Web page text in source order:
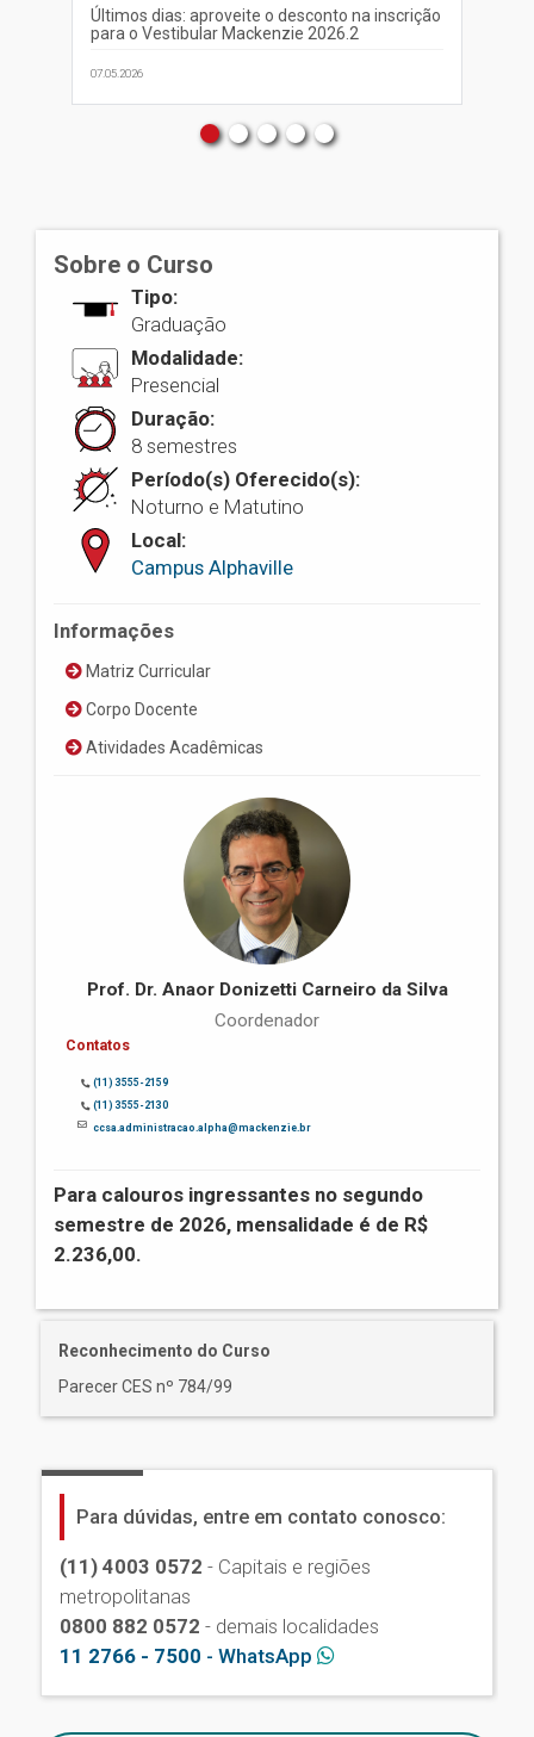
Últimos dias: aproveite o desconto na inscrição
para o Vestibular Mackenzie 2026.2
07.05.2026
Sobre o Curso
Tipo:
Graduação
Modalidade:
Presencial
Duração:
8 semestres
Período(s) Oferecido(s):
Noturno e Matutino
Local:
Campus Alphaville
Informações
Matriz Curricular
Corpo Docente
Atividades Acadêmicas
Prof. Dr. Anaor Donizetti Carneiro da Silva
Coordenador
Contatos
(11) 3555-2159
(11) 3555-2130
ccsa.administracao.alpha@mackenzie.br
Para calouros ingressantes no segundo
semestre de 2026, mensalidade é de R$
2.236,00.
Reconhecimento do Curso
Parecer CES nº 784/99
Para dúvidas, entre em contato conosco:
(11) 4003 0572 - Capitais e regiões
metropolitanas
0800 882 0572 - demais localidades
11 2766 - 7500 - WhatsApp